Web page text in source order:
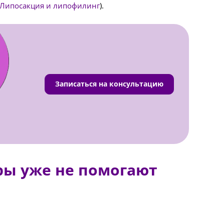
и липофилинг).
Записаться на консультацию
уже не помогают